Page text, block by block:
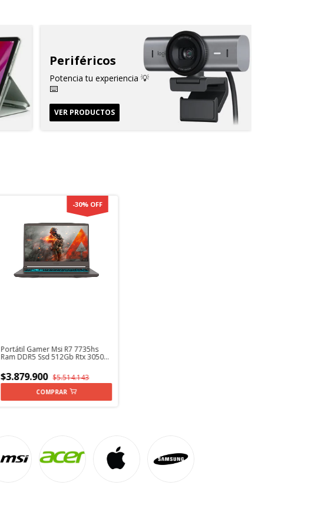
Periféricos
Potencia tu experiencia 💡
⌨️
VER PRODUCTOS
Portátil Gamer Msi R7 7735hs
Ram DDR5 Ssd 512Gb Rtx 3050
-30% OFF
$3.879.900 $5.514.143
COMPRAR